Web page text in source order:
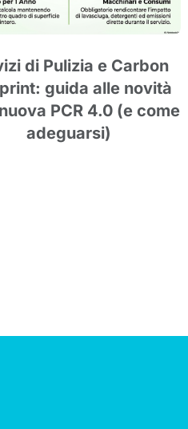
di Pulizia e Carbon
guida alle novità
PCR 4.0 (e come
adeguarsi)